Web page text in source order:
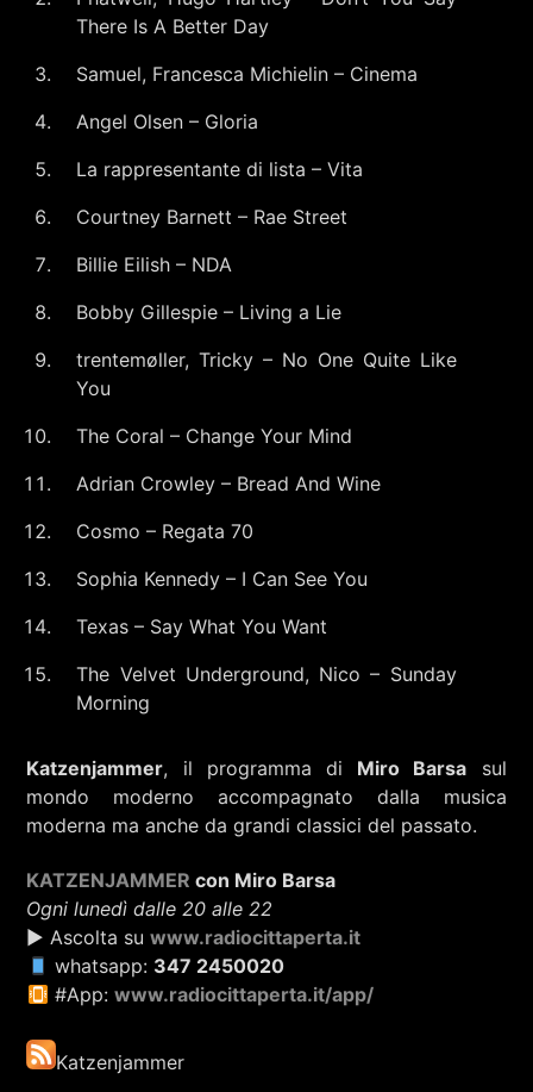
There Is A Better Day
Samuel, Francesca Michielin – Cinema
Angel Olsen – Gloria
La rappresentante di lista – Vita
Courtney Barnett – Rae Street
Billie Eilish – NDA
Bobby Gillespie – Living a Lie
trentemøller, Tricky – No One Quite Like
You
The Coral – Change Your Mind
Adrian Crowley – Bread And Wine
Cosmo – Regata 70
Sophia Kennedy – I Can See You
Texas – Say What You Want
The Velvet Underground, Nico – Sunday
Morning
Katzenjammer, il programma di Miro Barsa sul
mondo moderno accompagnato dalla musica
moderna ma anche da grandi classici del passato.
KATZENJAMMER con Miro Barsa
Ogni lunedì dalle 20 alle 22
▶ Ascolta suwww.radiocittaperta.it
whatsapp: 347 2450020
#App: www.radiocittaperta.it/app/
Katzenjammer